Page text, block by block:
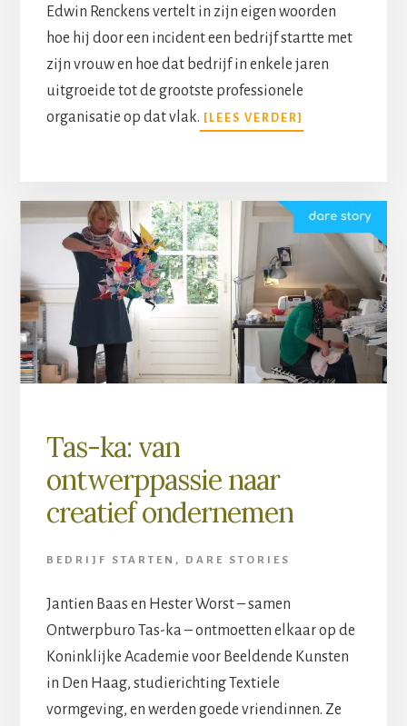
Edwin Renckens vertelt in zijn eigen woorden
hoe hij door een incident een bedrijf startte met
zijn vrouw en hoe dat bedrijf in enkele jaren
uitgroeide tot de grootste professionele
organisatie op dat vlak. [LEES VERDER]
Tas-ka: van
ontwerppassie naar
creatief ondernemen
BEDRIJF STARTEN , DARE STORIES
Jantien Baas en Hester Worst – samen
Ontwerpburo Tas-ka – ontmoetten elkaar op de
Koninklijke Academie voor Beeldende Kunsten
in Den Haag, studierichting Textiele
vormgeving, en werden goede vriendinnen. Ze